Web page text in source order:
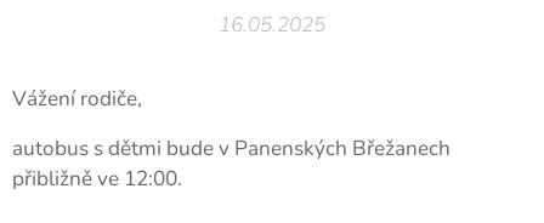
16.05.2025
Vážení rodiče,
autobus s dětmi bude v Panenských Břežanech
přibližně ve 12:00.